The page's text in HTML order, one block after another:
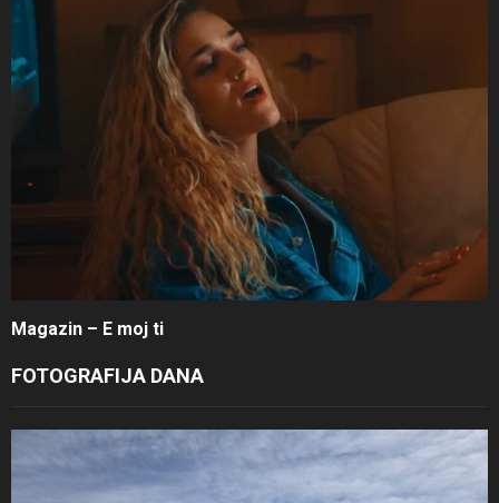
Magazin – E moj ti
FOTOGRAFIJA DANA